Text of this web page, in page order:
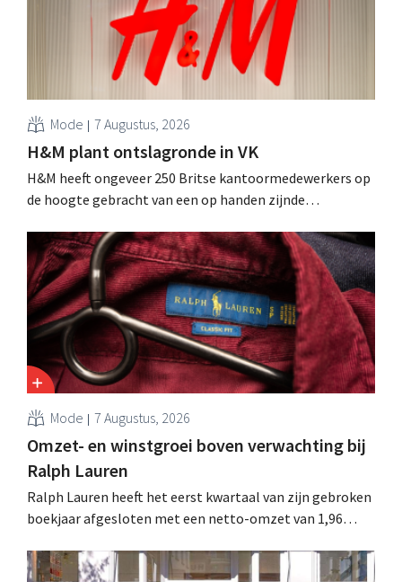
Mode 7 Augustus, 2026
H&M plant ontslagronde in VK
H&M heeft ongeveer 250 Britse kantoormedewerkers op
de hoogte gebracht van een op handen zijnde
sanering volgt op eerdere ingrepen in Nederland, België
en Spanje waarbij al honderden jobs verloren gingen.
Mode 7 Augustus, 2026
Omzet- en winstgroei boven verwachting bij
Ralph Lauren
Ralph Lauren heeft het eerst kwartaal van zijn gebroken
boekjaar afgesloten met een netto-omzet van 1,96
is dan een jaar eerder. Na die beter dan verwachte start